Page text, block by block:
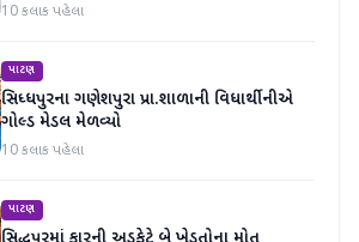
10 કલાક પહેલા
પાટણ
સિધ્ધપુરના ગણેશપુરા પ્રા.શાળાની વિધાર્થીનીએ
ગોલ્ડ મેડલ મેળવ્યો
10 કલાક પહેલા
પાટણ